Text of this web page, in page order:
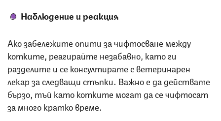
Наблюдение и реакция
Ако забележите опити за чифтосване между
котките, реагирайте незабавно, като ги
разделите и се консултирате с ветеринарен
лекар за следващи стъпки. Важно е да действате
бързо, тъй като котките могат да се чифтосат
за много кратко време.